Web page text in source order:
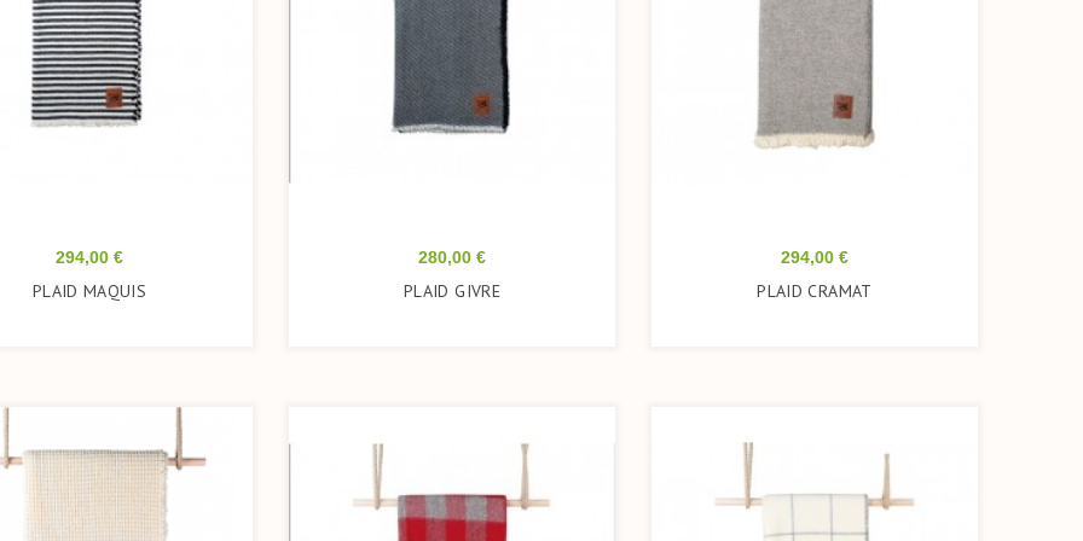
Prix
294,00 €
PLAID MAQUIS
Prix
280,00 €
PLAID GIVRE
Prix
294,00 €
PLAID CRAMAT